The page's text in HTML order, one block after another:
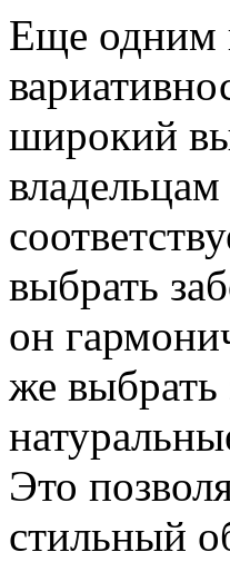
Еще одним
широкий
выбрать
он
же
Это
стильный